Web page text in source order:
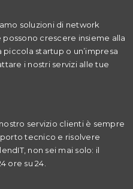
soluzioni di network
crescere insieme alla
piccola startup o un’impresa
i nostri servizi alle tue
servizio clienti è sempre
tecnico e risolvere
non sei mai solo: il
ore su 24.